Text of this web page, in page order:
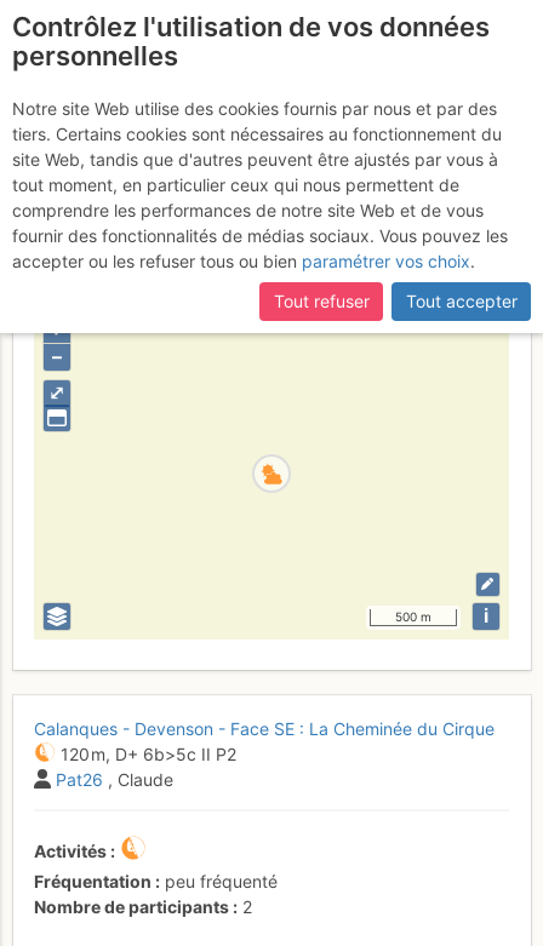
Calanque du Devenson
- Face SE : La Cheminée du
Cirque
Mardi 18 avril 2017
Bouches-du-Rhône
⤢
+
–
500 m i
Calanques - Devenson - Face SE : La Cheminée du Cirque
120 m, D+ 6b>5c II P2
Pat26 , Claude
Activités
Fréquentation
peu fréquenté
Nombre de participants
2
Contrôlez l'utilisation de vos données
personnelles
Notre site Web utilise des cookies fournis par nous et par des
tiers. Certains cookies sont nécessaires au fonctionnement du
site Web, tandis que d'autres peuvent être ajustés par vous à
tout moment, en particulier ceux qui nous permettent de
comprendre les performances de notre site Web et de vous
fournir des fonctionnalités de médias sociaux. Vous pouvez les
accepter ou les refuser tous ou bien paramétrer vos choix.
Tout refuser
Tout accepter